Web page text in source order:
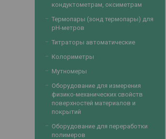
кондуктометрам, оксиметрам
Термопары (зонд термопары) для
рН-метров
Титраторы автоматические
Колориметры
Мутномеры
Оборудование для измерения
физико-механических свойств
поверхностей материалов и
покрытий
Оборудование для переработки
полимеров